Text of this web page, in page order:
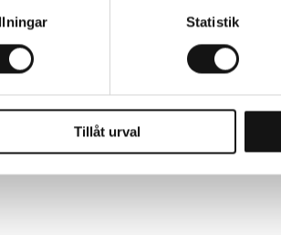
Statistik
Tillåt urval